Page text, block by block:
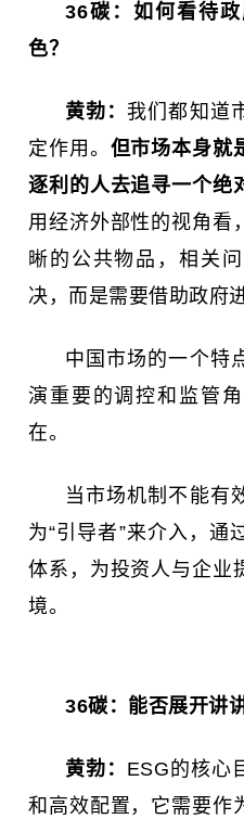
36碳： 如何看待
色？
黄勃： 我们都知道
定作用。 但市场本身就
逐利的人去追寻一个绝
用经济外部性的视角看
晰的公共物品，相关
决，而是需要借助政府
中国市场的一个特
演重要的调控和监管
在。
当市场机制不能有
为“引导者”来介入，通
体系，为投资人与企业
境。
36碳： 能否展开讲
黄勃： ESG的核心
和高效配置，它需要作